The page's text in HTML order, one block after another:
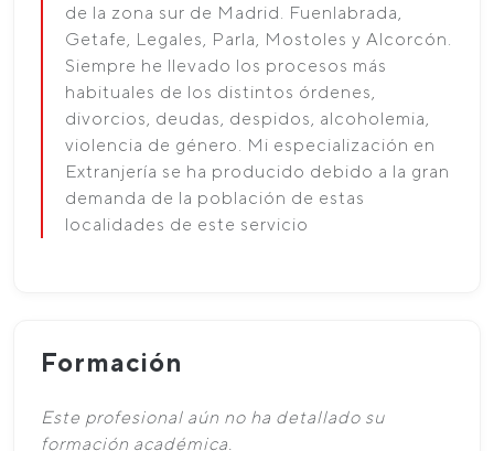
de la zona sur de Madrid. Fuenlabrada,
Getafe, Legales, Parla, Mostoles y Alcorcón.
Siempre he llevado los procesos más
habituales de los distintos órdenes,
divorcios, deudas, despidos, alcoholemia,
violencia de género. Mi especialización en
Extranjería se ha producido debido a la gran
demanda de la población de estas
localidades de este servicio
Formación
Este profesional aún no ha detallado su
formación académica.